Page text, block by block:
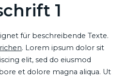
1
für beschreibende Texte.
. Lorem ipsum dolor sit
elit, sed do eiusmod
et dolore magna aliqua. Ut